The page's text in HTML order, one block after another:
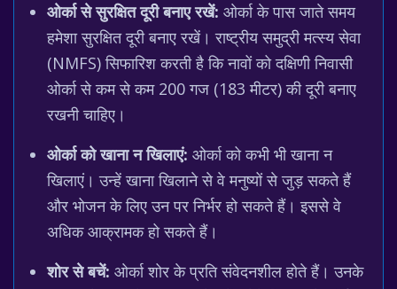
ओर्का से सुरक्षित दूरी बनाए रखें: ओर्का के पास जाते समय
हमेशा सुरक्षित दूरी बनाए रखें। राष्ट्रीय समुद्री मत्स्य सेवा
(NMFS) सिफारिश करती है कि नावों को दक्षिणी निवासी
ओर्का से कम से कम 200 गज (183 मीटर) की दूरी बनाए
रखनी चाहिए।
ओर्का को खाना न खिलाएं: ओर्का को कभी भी खाना न
खिलाएं। उन्हें खाना खिलाने से वे मनुष्यों से जुड़ सकते हैं
और भोजन के लिए उन पर निर्भर हो सकते हैं। इससे वे
अधिक आक्रामक हो सकते हैं।
शोर से बचें: ओर्का शोर के प्रति संवेदनशील होते हैं। उनके